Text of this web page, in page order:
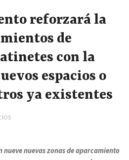
reforzará la
de
con la
espacios o
ya existentes
nueve nuevas zonas de aparcamiento